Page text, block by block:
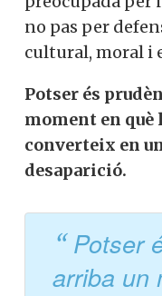
no pas per
cultural, moral i
Potser és
moment en què
converteix en
desaparició.
Potser
arriba un